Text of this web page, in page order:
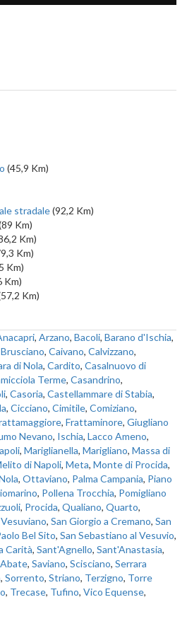
(45,9 Km)
stradale(92,2 Km)
Km)
Km)
Km)
Km)
Km)
Km)
, Arzano, Bacoli, Barano d'Ischia,
Brusciano, Caivano, Calvizzano,
di Nola, Cardito, Casalnuovo di
Terme, Casandrino,
, Casoria, Castellammare di Stabia,
, Cicciano, Cimitile, Comiziano,
, Frattaminore, Giugliano
Nevano, Ischia, Lacco Ameno,
, Mariglianella, Marigliano, Massa di
di Napoli, Meta, Monte di Procida,
, Ottaviano, Palma Campania, Piano
, Pollena Trocchia, Pomigliano
, Procida, Qualiano, Quarto,
, San Giorgio a Cremano, San
Bel Sito, San Sebastiano al Vesuvio,
Carità, Sant'Agnello, Sant'Anastasia,
, Saviano, Scisciano, Serrara
, Sorrento, Striano, Terzigno, Torre
, Trecase, Tufino, Vico Equense,